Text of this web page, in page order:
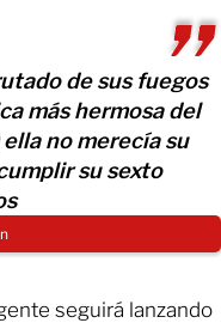
de sus fuegos
más hermosa del
no merecía su
su sexto
seguirá lanzando